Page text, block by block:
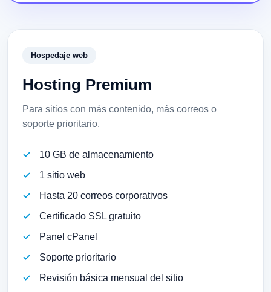
Hosting Premium
Para sitios con más contenido, más correos o
soporte prioritario.
10 GB de almacenamiento
1 sitio web
Hasta 20 correos corporativos
Certificado SSL gratuito
Panel cPanel
Soporte prioritario
Revisión básica mensual del sitio